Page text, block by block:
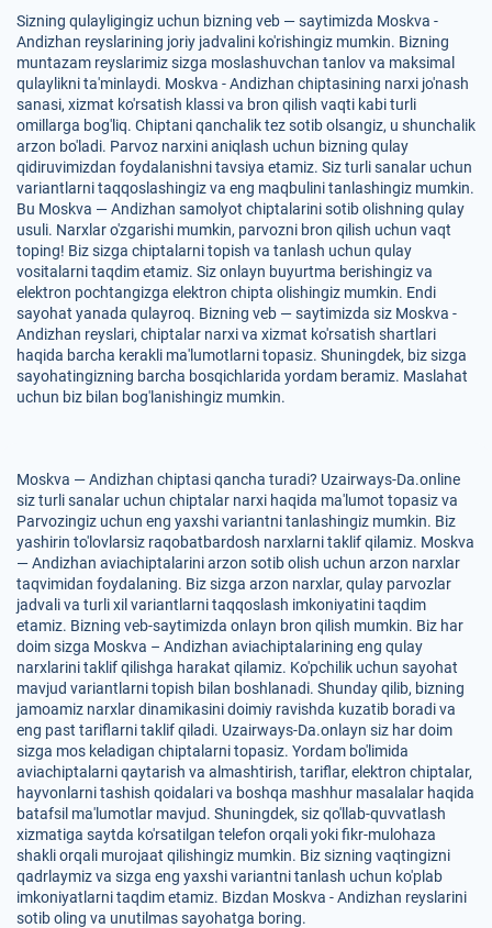
Sizning qulayligingiz uchun bizning veb — saytimizda Moskva -
Andizhan reyslarining joriy jadvalini ko'rishingiz mumkin. Bizning
muntazam reyslarimiz sizga moslashuvchan tanlov va maksimal
qulaylikni ta'minlaydi. Moskva - Andizhan chiptasining narxi jo'nash
sanasi, xizmat ko'rsatish klassi va bron qilish vaqti kabi turli
omillarga bog'liq. Chiptani qanchalik tez sotib olsangiz, u shunchalik
arzon bo'ladi. Parvoz narxini aniqlash uchun bizning qulay
qidiruvimizdan foydalanishni tavsiya etamiz. Siz turli sanalar uchun
variantlarni taqqoslashingiz va eng maqbulini tanlashingiz mumkin.
Bu Moskva — Andizhan samolyot chiptalarini sotib olishning qulay
usuli. Narxlar o'zgarishi mumkin, parvozni bron qilish uchun vaqt
toping! Biz sizga chiptalarni topish va tanlash uchun qulay
vositalarni taqdim etamiz. Siz onlayn buyurtma berishingiz va
elektron pochtangizga elektron chipta olishingiz mumkin. Endi
sayohat yanada qulayroq. Bizning veb — saytimizda siz Moskva -
Andizhan reyslari, chiptalar narxi va xizmat ko'rsatish shartlari
haqida barcha kerakli ma'lumotlarni topasiz. Shuningdek, biz sizga
sayohatingizning barcha bosqichlarida yordam beramiz. Maslahat
uchun biz bilan bog'lanishingiz mumkin.
Moskva — Andizhan chiptasi qancha turadi? Uzairways-Da.online
siz turli sanalar uchun chiptalar narxi haqida ma'lumot topasiz va
Parvozingiz uchun eng yaxshi variantni tanlashingiz mumkin. Biz
yashirin to'lovlarsiz raqobatbardosh narxlarni taklif qilamiz. Moskva
— Andizhan aviachiptalarini arzon sotib olish uchun arzon narxlar
taqvimidan foydalaning. Biz sizga arzon narxlar, qulay parvozlar
jadvali va turli xil variantlarni taqqoslash imkoniyatini taqdim
etamiz. Bizning veb-saytimizda onlayn bron qilish mumkin. Biz har
doim sizga Moskva – Andizhan aviachiptalarining eng qulay
narxlarini taklif qilishga harakat qilamiz. Ko'pchilik uchun sayohat
mavjud variantlarni topish bilan boshlanadi. Shunday qilib, bizning
jamoamiz narxlar dinamikasini doimiy ravishda kuzatib boradi va
eng past tariflarni taklif qiladi. Uzairways-Da.onlayn siz har doim
sizga mos keladigan chiptalarni topasiz. Yordam bo'limida
aviachiptalarni qaytarish va almashtirish, tariflar, elektron chiptalar,
hayvonlarni tashish qoidalari va boshqa mashhur masalalar haqida
batafsil ma'lumotlar mavjud. Shuningdek, siz qo'llab-quvvatlash
xizmatiga saytda ko'rsatilgan telefon orqali yoki fikr-mulohaza
shakli orqali murojaat qilishingiz mumkin. Biz sizning vaqtingizni
qadrlaymiz va sizga eng yaxshi variantni tanlash uchun ko'plab
imkoniyatlarni taqdim etamiz. Bizdan Moskva - Andizhan reyslarini
sotib oling va unutilmas sayohatga boring.